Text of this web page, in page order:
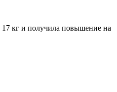
17 кг и получила повышение на